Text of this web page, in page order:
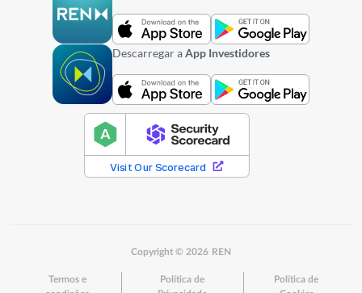
Descarregar aApp Investidores
Copyright © 2026 REN
Termos e
Política de
Política de